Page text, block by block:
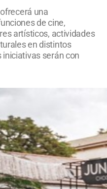
una
de cine,
artísticos, actividades
en distintos
iniciativas serán con